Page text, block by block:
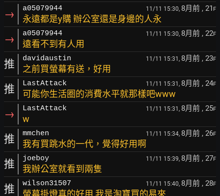
→ a05079944 11/11 15:30, 8月前 , 21 F
永遠都是y購 辦公室還是身邊的人永
→ a05079944 11/11 15:30, 8月前 , 22F
遠看不到有人用
推 davidaustin 11/11 15:31, 8月前 , 23F
之前買螢幕有送，好用
推 LastAttack 11/11 15:31, 8月前 , 24F
可能你生活圈的消費水平就那樣吧www
→ LastAttack 11/11 15:31, 8月前 , 25F
w
推 mmchen 11/11 15:34, 8月前 , 26F
我有買跳水的一代，覺得好用啊
推 joeboy 11/11 15:39, 8月前 , 27F
我辦公室就看到兩隻
推 wilson31507 11/11 15:40, 8月前 , 28F
螢幕掛燈真的好用 我是淘寶買的易來